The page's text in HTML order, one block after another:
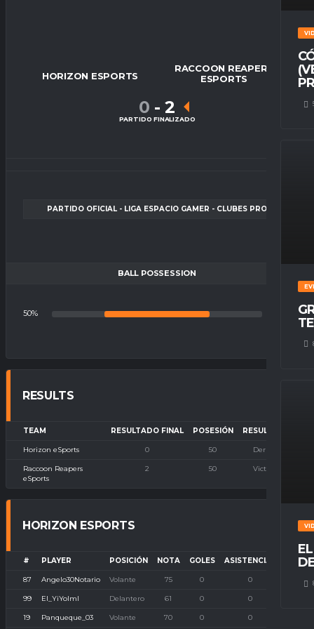
HORIZON ESPORTS
RACCOON REAPERS
ESPORTS
0 - 2
PARTIDO FINALIZADO
PARTIDO OFICIAL - LIGA ESPACIO GAMER - CLUBES PRO
BALL POSSESSION
50%
RESULTS
TEAM RESULTADO FINAL POSESIÓN RESULTADO
Horizon eSports 0 50 Derrota
Raccoon Reapers
eSports
2 50 Victoria
HORIZON ESPORTS
# PLAYER POSICIÓN NOTA GOLES ASISTENCIAS P.
87 Angelo30Notario Volante 75 0 0
99 El_YiYolml Delantero 61 0 0
19 Panqueque_03 Volante 70 0 0